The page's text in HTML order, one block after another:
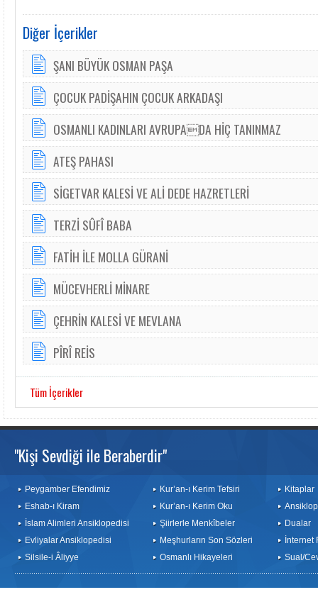
Diğer İçerikler
ŞANI BÜYÜK OSMAN PAŞA
ÇOCUK PADİŞAHIN ÇOCUK ARKADAŞI
OSMANLI KADINLARI AVRUPADA HİÇ TANINMAZ
ATEŞ PAHASI
SİGETVAR KALESİ VE ALİ DEDE HAZRETLERİ
TERZİ SÛFÎ BABA
FATİH İLE MOLLA GÜRANİ
MÜCEVHERLİ MİNARE
ÇEHRİN KALESİ VE MEVLANA
PÎRÎ REİS
Tüm İçerikler
"Kişi Sevdiği ile Beraberdir"
Peygamber Efendimiz
Eshab-ı Kiram
İslam Alimleri Ansiklopedisi
Evliyalar Ansiklopedisi
Silsile-i Âliyye
Kur’an-ı Kerim Tefsiri
Kur’an-ı Kerim Oku
Şiirlerle Menkîbeler
Meşhurların Son Sözleri
Osmanlı Hikayeleri
Kitaplar
Dualar
İnternet
Sual/